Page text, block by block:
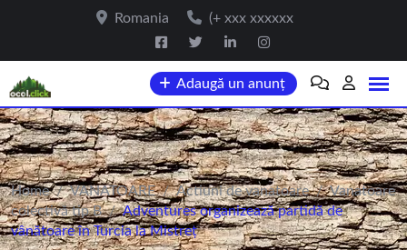
Romania (+ xxx xxxxxx
Adaugă un anunț
Home / VANATOARE / Actiuni de vanatoare / Vanatoare
colectivă tip B / Adventures organizează partidă de
vânătoare în Turcia la Mistreț